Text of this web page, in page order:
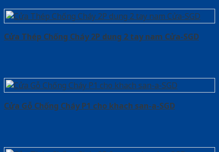
Cửa Thép Chống Cháy 2P dung 2 tay nam Cửa-SGD
Cửa Gỗ Chống Cháy P1 cho khach san-a-SGD